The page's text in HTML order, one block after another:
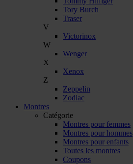
Tory Burch
Traser
V
Victorinox
W
Wenger
X
Xenox
Z
Zeppelin
Zodiac
Montres
Catégorie
Montres pour femmes
Montres pour hommes
Montres pour enfants
Toutes les montres
Coupons